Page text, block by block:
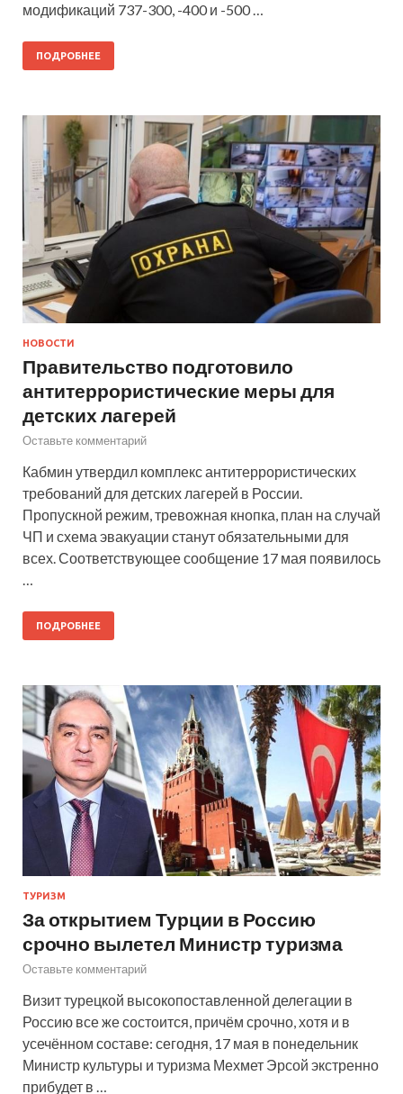
модификаций 737-300, -400 и -500 …
ПОДРОБНЕЕ
НОВОСТИ
Правительство подготовило
антитеррористические меры для
детских лагерей
Оставьте комментарий
Кабмин утвердил комплекс антитеррористических
требований для детских лагерей в России.
Пропускной режим, тревожная кнопка, план на случай
ЧП и схема эвакуации станут обязательными для
всех. Соответствующее сообщение 17 мая появилось
…
ПОДРОБНЕЕ
ТУРИЗМ
За открытием Турции в Россию
срочно вылетел Министр туризма
Оставьте комментарий
Визит турецкой высокопоставленной делегации в
Россию все же состоится, причём срочно, хотя и в
усечённом составе: сегодня, 17 мая в понедельник
Министр культуры и туризма Мехмет Эрсой экстренно
прибудет в …